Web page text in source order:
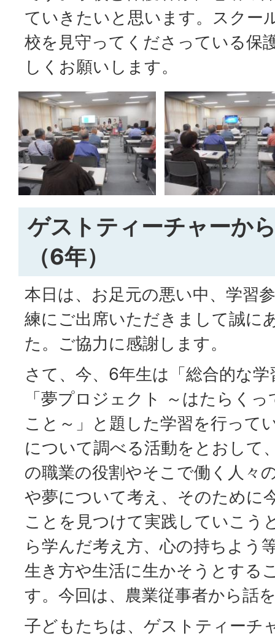
ていきたいと思います。スクー
校を見守ってくださっている保
しくお願いします。
ゲストティーチャーか
（6年）
本日は、お足元の悪い中、学習
練にご出席いただきまして誠に
た。ご協力に感謝します。
さて、今、6年生は「総合的な
「夢プロジェクト ～はたらく
こと～」と題した学習を行って
について調べる活動をとおして
の職業の役割やそこで働く人々
や夢について考え、そのために
ことを見つけて実践していこう
ら学んだ考え方、心の持ちよう
生き方や生活に生かそうとする
す。今回は、農業従事者から話
子どもたちは、ゲストティーチ